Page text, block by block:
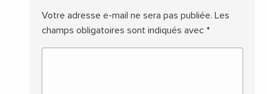
Votre adresse e-mail ne sera pas publiée. Les
champs obligatoires sont indiqués avec *